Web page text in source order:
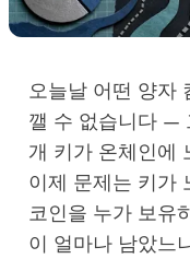
오늘날 어떤 양자
깰 수 없습니다 —
개 키가 온체인에
이제 문제는 키가
코인을 누가 보유
이 얼마나 남았느